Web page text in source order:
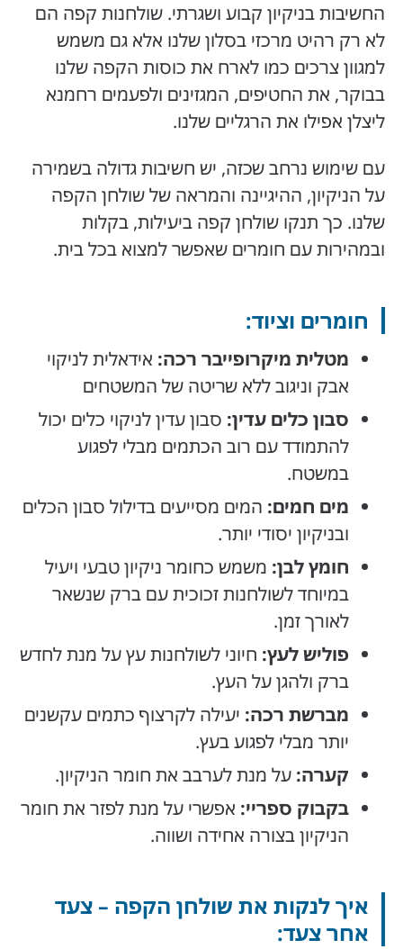
החשיבות בניקיון קבוע ושגרתי. שולחנות קפה הם
לא רק רהיט מרכזי בסלון שלנו אלא גם משמש
למגוון צרכים כמו לארח את כוסות הקפה שלנו
בבוקר, את החטיפים, המגזינים ולפעמים רחמנא
ליצלן אפילו את הרגליים שלנו.
עם שימוש נרחב שכזה, יש חשיבות גדולה בשמירה
על הניקיון, ההיגיינה והמראה של שולחן הקפה
שלנו. כך תנקו שולחן קפה ביעילות, בקלות
ובמהירות עם חומרים שאפשר למצוא בכל בית.
חומרים וציוד:
מטלית מיקרופייבר רכה: אידאלית לניקוי
אבק וניגוב ללא שריטה של המשטחים
סבון כלים עדין: סבון עדין לניקוי כלים יכול
להתמודד עם רוב הכתמים מבלי לפגוע
במשטח.
מים חמים: המים מסייעים בדילול סבון הכלים
ובניקיון יסודי יותר.
חומץ לבן: משמש כחומר ניקיון טבעי ויעיל
במיוחד לשולחנות זכוכית עם ברק שנשאר
לאורך זמן.
פוליש לעץ: חיוני לשולחנות עץ על מנת לחדש
ברק ולהגן על העץ.
מברשת רכה: יעילה לקרצוף כתמים עקשנים
יותר מבלי לפגוע בעץ.
קערה: על מנת לערבב את חומר הניקיון.
בקבוק ספריי: אפשרי על מנת לפזר את חומר
הניקיון בצורה אחידה ושווה.
איך לנקות את שולחן הקפה – צעד
אחר צעד: